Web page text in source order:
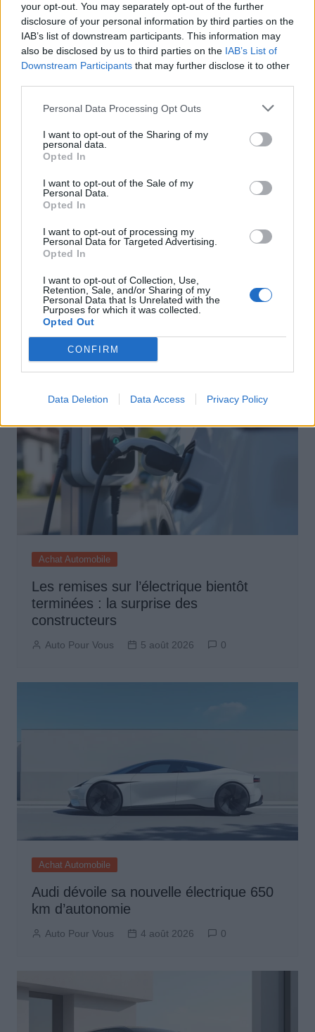
your opt-out. You may separately opt-out of the further
disclosure of your personal information by third parties on the
IAB’s list of downstream participants. This information may
also be disclosed by us to third parties on the IAB’s List of
Downstream Participants that may further disclose it to other
Personal Data Processing Opt Outs
I want to opt-out of the Sharing of my
personal data.
Opted In
I want to opt-out of the Sale of my
Personal Data.
Opted In
I want to opt-out of processing my
Personal Data for Targeted Advertising.
Opted In
I want to opt-out of Collection, Use,
Retention, Sale, and/or Sharing of my
Personal Data that Is Unrelated with the
Purposes for which it was collected.
Opted Out
CONFIRM
Data Deletion Data Access Privacy Policy
devez vraiment connaître avant
d’acheter
Auto Pour Vous 5 août 2026 0
Denza Z9S : la voiture électrique qui
atteint 1100 km d’autonomie
Auto Pour Vous 5 août 2026 0
Achat Automobile
Les remises sur l’électrique bientôt
terminées : la surprise des
constructeurs
Auto Pour Vous 5 août 2026 0
Achat Automobile
Audi dévoile sa nouvelle électrique 650
km d’autonomie
Auto Pour Vous 4 août 2026 0